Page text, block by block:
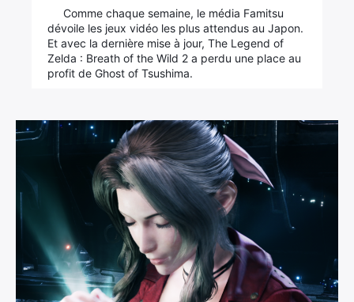
Comme chaque semaine, le média Famitsu
dévoile les jeux vidéo les plus attendus au Japon.
Et avec la dernière mise à jour, The Legend of
Zelda : Breath of the Wild 2 a perdu une place au
profit de Ghost of Tsushima.